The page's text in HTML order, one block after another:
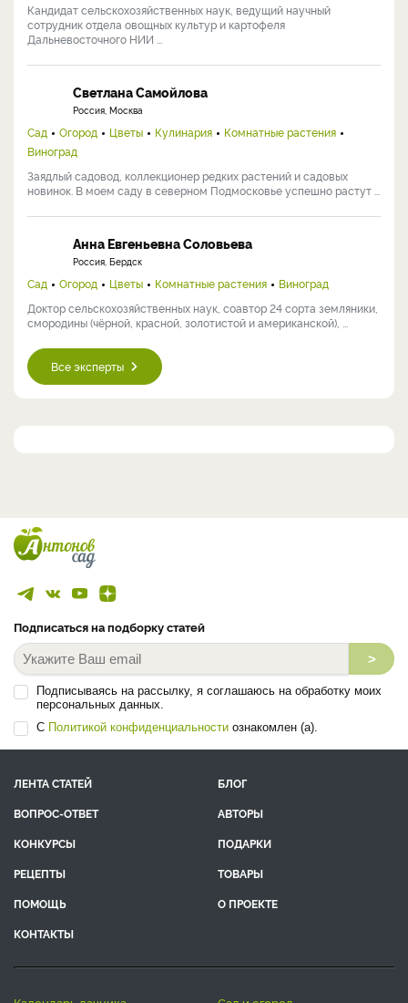
Кандидат сельскохозяйственных наук, ведущий научный
сотрудник отдела овощных культур и картофеля
Дальневосточного НИИ ...
Светлана Самойлова
Россия, Москва
Сад Огород Цветы Кулинария
Комнатные растения
Виноград
Заядлый садовод, коллекционер редких растений и садовых
новинок. В моем саду в северном Подмосковье успешно растут ...
Анна Евгеньевна Соловьева
Россия, Бердск
Сад Огород Цветы Комнатные растения
Виноград
Доктор сельскохозяйственных наук, соавтор 24 сорта земляники,
смородины (чёрной, красной, золотистой и американской), ...
Все эксперты
Подписаться на подборку статей
>
Подписываясь на рассылку, я соглашаюсь на обработку моих
персональных данных.
С Политикой конфиденциальности ознакомлен (а).
ЛЕНТА СТАТЕЙ
БЛОГ
ВОПРОС-ОТВЕТ
АВТОРЫ
КОНКУРСЫ
ПОДАРКИ
РЕЦЕПТЫ
ТОВАРЫ
ПОМОЩЬ
О ПРОЕКТЕ
КОНТАКТЫ